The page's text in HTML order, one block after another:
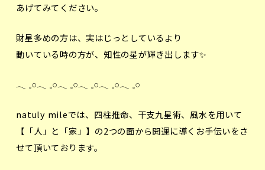
あげてみてください。
財星多めの方は、実はじっとしているより
動いている時の方が、知性の星が輝き出します✨️
𓂃 𓈒𓏸‪𓂃 𓈒𓏸‪𓂃 𓈒𓏸𓂃 𓈒𓏸‪𓂃 𓈒𓏸‪𓂃 𓈒𓏸
natuly mileでは、四柱推命、干支九星術、風水を用いて
【「人」と「家」】の2つの面から開運に導くお手伝いをさ
せて頂いております。